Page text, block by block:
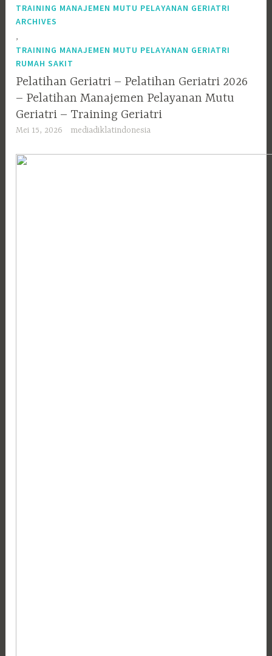
TRAINING MANAJEMEN MUTU PELAYANAN GERIATRI
ARCHIVES
TRAINING MANAJEMEN MUTU PELAYANAN GERIATRI
RUMAH SAKIT
Pelatihan Geriatri – Pelatihan Geriatri 2026
– Pelatihan Manajemen Pelayanan Mutu
Geriatri – Training Geriatri
Mei 15, 2026 mediadiklatindonesia